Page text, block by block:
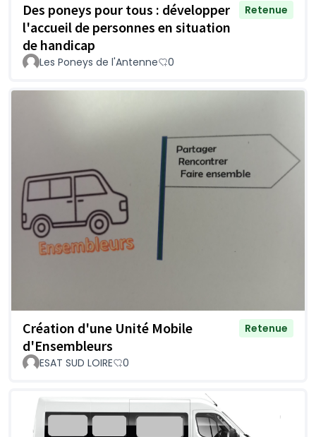
Des poneys pour tous : développer
l'accueil de personnes en situation
de handicap
Retenue
Les Poneys de l'Antenne 0
Création d'une Unité Mobile
d'Ensembleurs
Retenue
ESAT SUD LOIRE 0